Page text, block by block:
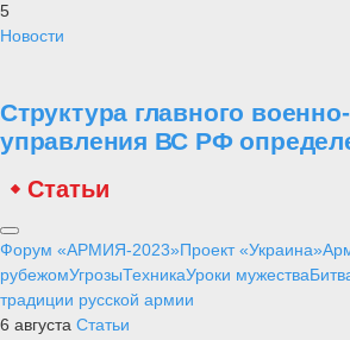
5
Новости
Структура главного
управления ВС РФ
Статьи
Форум «АРМИЯ-2023»Проект «Украина»
рубежомУгрозыТехникаУроки мужества
традиции русской армии
6 августа Статьи